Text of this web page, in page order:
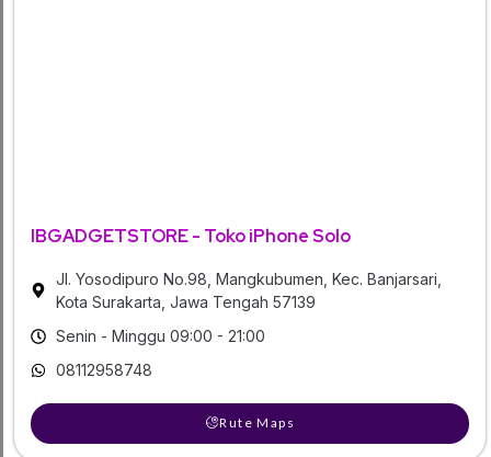
IBGADGETSTORE - Toko iPhone Solo
Jl. Yosodipuro No.98, Mangkubumen, Kec. Banjarsari,
Kota Surakarta, Jawa Tengah 57139
Senin - Minggu 09:00 - 21:00
08112958748
Rute Maps